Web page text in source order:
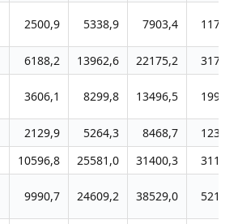
2500,9 5338,9 7903,4
6188,2 13962,6 22175,2
3606,1 8299,8 13496,5
2129,9 5264,3 8468,7
10596,8 25581,0 31400,3
9990,7 24609,2 38529,0